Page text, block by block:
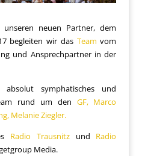
neuen Partner, dem
begleiten wir das Teamvom
und Ansprechpartner in der
symphatisches und
rund um den GF, Marco
Melanie Ziegler.
Radio Trausnitzund Radio
Media.